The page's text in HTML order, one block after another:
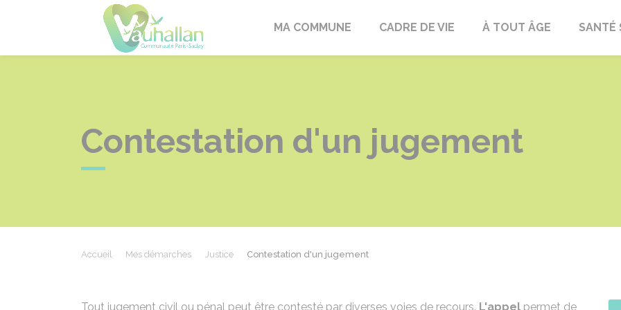
VauhallanMA COMMUNE CADRE DE VIE À TOUT ÂGE SANTÉ
Contestation d'un jugement
Accueil Mes démarches Justice Contestation d'un jugement
Tout jugement civil ou pénal peut être contesté par diverses voies de recours. L'appel permet de